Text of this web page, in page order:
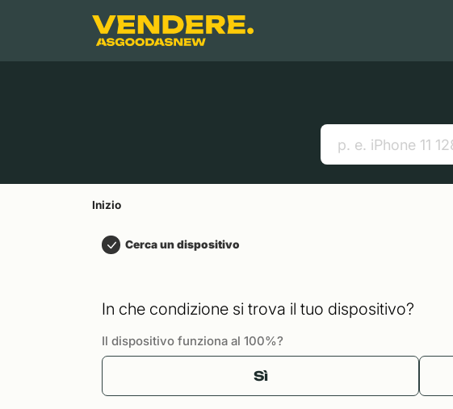
Contenuto principale
Inizio
Cerca un dispositivo
In che condizione si trova il tuo dispositivo?
Il dispositivo funziona al 100%?
Sì